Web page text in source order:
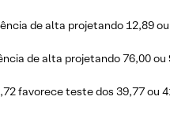
de alta projetando 12,89
de alta projetando 76,00 ou
favorece teste dos 39,77 ou